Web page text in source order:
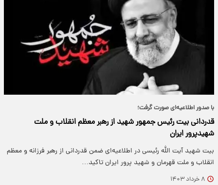
با صدور اطلاعیه‌ای صورت گرفت؛
قدردانی بیت رئیس جمهور شهید از رهبر معظم انقلاب و ملت
شهیدپرور ایران
بیت شهید آیت الله رئیسی در اطلاعیه‌ای ضمن قدردانی از رهبر فرزانه و معظم
انقلاب و ملت قهرمان و شهید پرور ایران تاکید…
۸ خرداد ۱۴۰۳